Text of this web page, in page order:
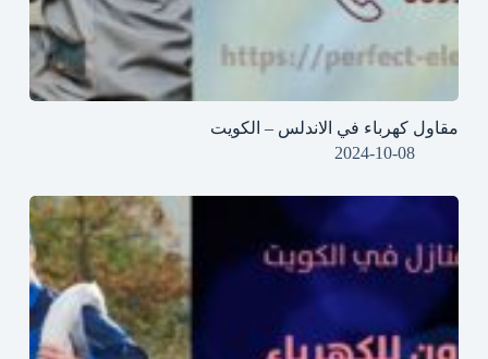
مقاول كهرباء في الاندلس – الكويت
2024-10-08